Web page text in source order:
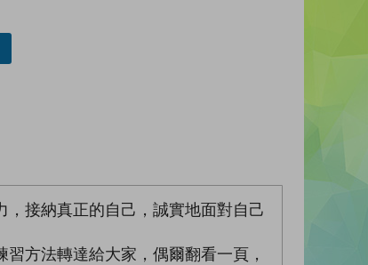
接納真正的自己，誠實地面對自己
方法轉達給大家，偶爾翻看一頁，